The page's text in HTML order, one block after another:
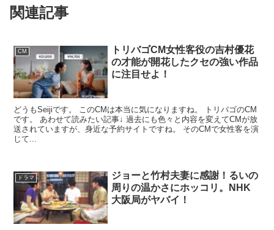
関連記事
CM
トリバゴCM女性客役の吉村優花
の才能が開花したクセの強い作品
に注目せよ！
どうもSeijiです。 このCMは本当に気になりますね。 トリバゴのCM
です。 あわせて読みたい記事↓ 過去にも色々と内容を変えてCMが放
送されていますが、身近な予約サイトですね。 そのCMで女性客を演
じて...
ドラマ
ジョーと竹村夫妻に感謝！るいの
周りの温かさにホッコリ。NHK
大阪局がヤバイ！